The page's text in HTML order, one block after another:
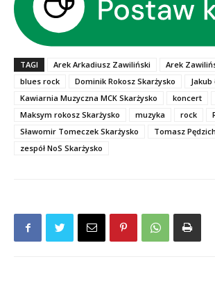
TAGI Arek Arkadiusz Zawiliński Arek
blues rock
Dominik Rokosz Skarżysko
Jakub
Kawiarnia Muzyczna MCK Skarżysko
koncert
Maksym rokosz Skarżysko
muzyka rock
Sławomir Tomeczek Skarżysko
Tomasz Pędzich
zespół NoS Skarżysko